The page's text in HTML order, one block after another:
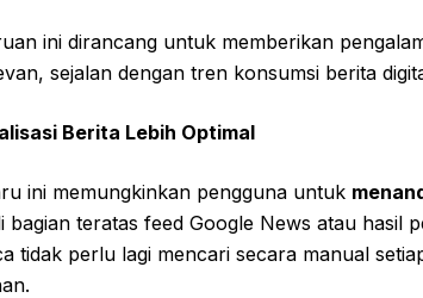
ini dirancang untuk memberikan
sejalan dengan tren konsumsi berita
Berita Lebih Optimal
ini memungkinkan pengguna untuk
bagian teratas feed Google News atau hasil
tidak perlu lagi mencari secara manual